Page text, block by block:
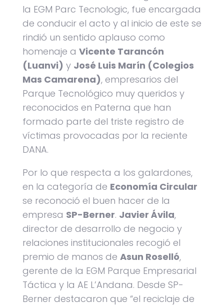
la EGM Parc Tecnologic, fue encargada
de conducir el acto y al inicio de este se
rindió un sentido aplauso como
homenaje a Vicente Tarancón
(Luanvi) y José Luis Marín (Colegios
Mas Camarena), empresarios del
Parque Tecnológico muy queridos y
reconocidos en Paterna que han
formado parte del triste registro de
víctimas provocadas por la reciente
DANA.
Por lo que respecta a los galardones,
en la categoría de Economía Circular
se reconoció el buen hacer de la
empresa SP-Berner. Javier Ávila,
director de desarrollo de negocio y
relaciones institucionales recogió el
premio de manos de Asun Roselló,
gerente de la EGM Parque Empresarial
Táctica y la AE L’Andana. Desde SP-
Berner destacaron que “el reciclaje de